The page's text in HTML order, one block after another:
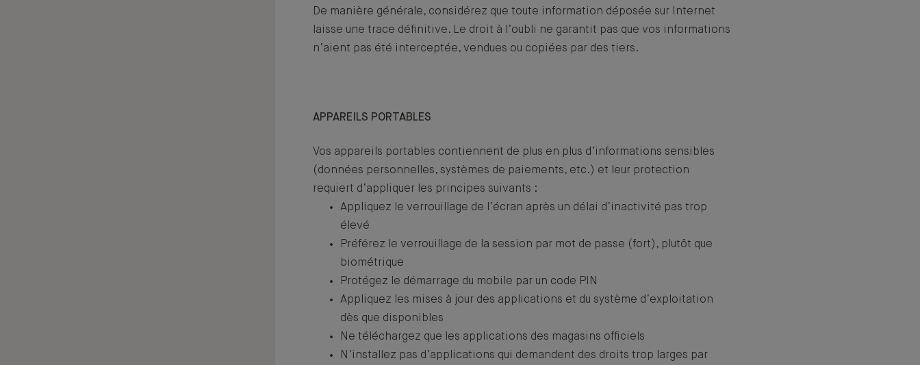
De manière générale, considérez que toute information déposée sur Internet
laisse une trace définitive. Le droit à l’oubli ne garantit pas que vos informations
n’aient pas été interceptée, vendues ou copiées par des tiers.
APPAREILS PORTABLES
Vos appareils portables contiennent de plus en plus d’informations sensibles
(données personnelles, systèmes de paiements, etc.) et leur protection
requiert d’appliquer les principes suivants :
Appliquez le verrouillage de l’écran après un délai d’inactivité pas trop
élevé
Préférez le verrouillage de la session par mot de passe (fort), plutôt que
biométrique
Protégez le démarrage du mobile par un code PIN
Appliquez les mises à jour des applications et du système d’exploitation
dès que disponibles
Ne téléchargez que les applications des magasins officiels
N’installez pas d’applications qui demandent des droits trop larges par